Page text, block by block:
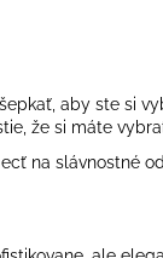
aby ste si
že si máte
na slávnostné